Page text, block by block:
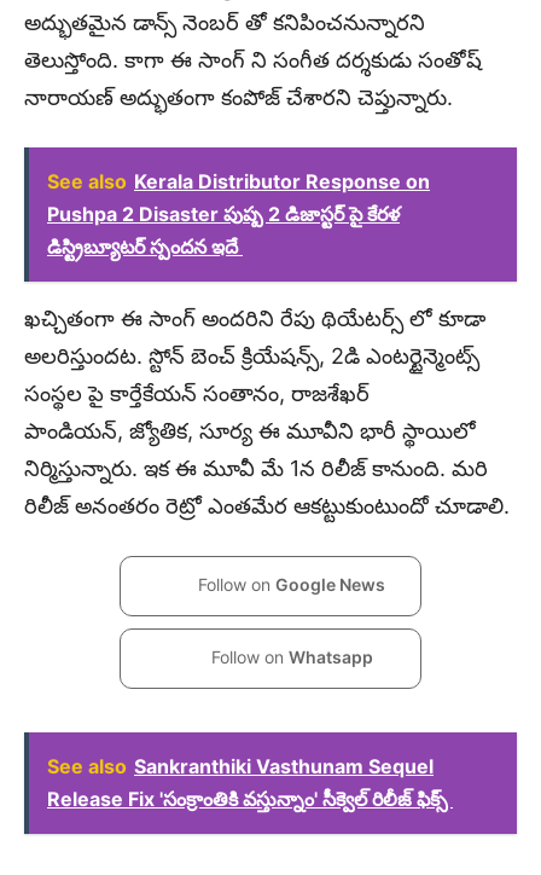
అద్భుతమైన డాన్స్ నెంబర్ తో కనిపించనున్నారని
తెలుస్తోంది. కాగా ఈ సాంగ్ ని సంగీత దర్శకుడు సంతోష్
నారాయణ్ అద్భుతంగా కంపోజ్ చేశారని చెప్తున్నారు.
See also Kerala Distributor Response on
Pushpa 2 Disaster పుష్ప 2 డిజాస్టర్ పై కేరళ
డిస్ట్రిబ్యూటర్ స్పందన ఇదే
ఖచ్చితంగా ఈ సాంగ్ అందరిని రేపు థియేటర్స్ లో కూడా
అలరిస్తుందట. స్టోన్ బెంచ్ క్రియేషన్స్, 2డి ఎంటర్టైన్మెంట్స్
సంస్థల పై కార్తేకేయన్ సంతానం, రాజశేఖర్
పాండియన్, జ్యోతిక, సూర్య ఈ మూవీని భారీ స్థాయిలో
నిర్మిస్తున్నారు. ఇక ఈ మూవీ మే 1న రిలీజ్ కానుంది. మరి
రిలీజ్ అనంతరం రెట్రో ఎంతమేర ఆకట్టుకుంటుందో చూడాలి.
Follow on Google News
Follow on Whatsapp
See also Sankranthiki Vasthunam Sequel
Release Fix 'సంక్రాంతికి వస్తున్నాం' సీక్వెల్ రిలీజ్ ఫిక్స్